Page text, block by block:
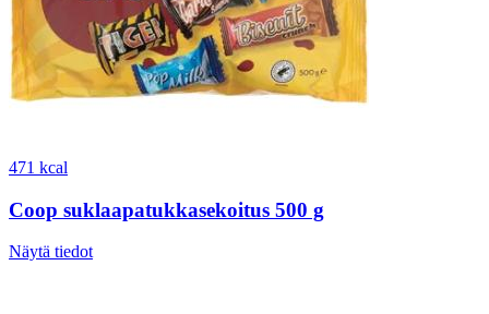
471 kcal
Coop suklaapatukkasekoitus 500 g
Näytä tiedot